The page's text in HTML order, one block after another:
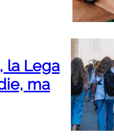
la Lega
ma